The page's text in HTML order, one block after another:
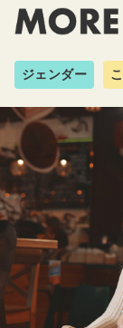
ジェンダー